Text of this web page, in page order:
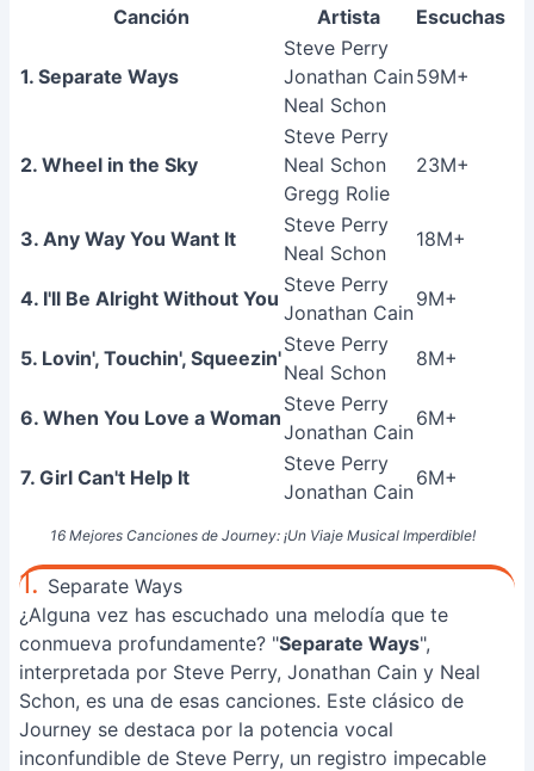
16 Mejores Canciones de Journey: ¡Un Viaje Musical Imperdible!
Canción Artista Escuchas
1. Separate Ways
Steve Perry
Jonathan Cain
Neal Schon
59M+
2. Wheel in the Sky
Steve Perry
Neal Schon
Gregg Rolie
23M+
3. Any Way You Want It
Steve Perry
Neal Schon
18M+
4. I'll Be Alright Without You
Steve Perry
Jonathan Cain
9M+
5. Lovin', Touchin', Squeezin'
Steve Perry
Neal Schon
8M+
6. When You Love a Woman
Steve Perry
Jonathan Cain
6M+
7. Girl Can't Help It
Steve Perry
Jonathan Cain
6M+
1. Separate Ways
¿Alguna vez has escuchado una melodía que te
conmueva profundamente? "Separate Ways",
interpretada por Steve Perry, Jonathan Cain y Neal
Schon, es una de esas canciones. Este clásico de
Journey se destaca por la potencia vocal
inconfundible de Steve Perry, un registro impecable